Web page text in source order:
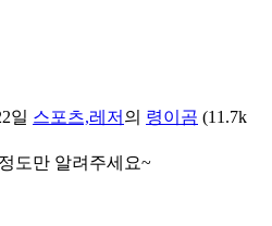
일 스포츠,레저 의 령이곰 (11.7k
도만 알려주세요~